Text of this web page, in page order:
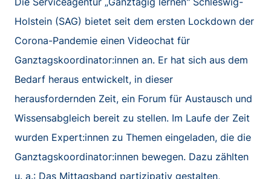
Holstein (SAG) bietet seit dem ersten Lockdown der
Corona-Pandemie einen Videochat für
Ganztagskoordinator:innen an. Er hat sich aus dem
Bedarf heraus entwickelt, in dieser
herausfordernden Zeit, ein Forum für Austausch und
Wissensabgleich bereit zu stellen. Im Laufe der Zeit
wurden Expert:innen zu Themen eingeladen, die die
Ganztagskoordinator:innen bewegen. Dazu zählten
u. a.: Das Mittagsband partizipativ gestalten,